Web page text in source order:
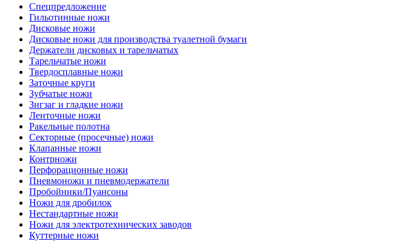
Спецпредложение
Гильотинные ножи
Дисковые ножи
Дисковые ножи для производства туалетной бумаги
Держатели дисковых и тарельчатых
Тарельчатые ножи
Твердосплавные ножи
Заточные круги
Зубчатые ножи
Зигзаг и гладкие ножи
Ленточные ножи
Ракельные полотна
Секторные (просечные) ножи
Клапанные ножи
Контрножи
Перфорационные ножи
Пневмоножи и пневмодержатели
Пробойники/Пуансоны
Ножи для дробилок
Нестандартные ножи
Ножи для электротехнических заводов
Куттерные ножи